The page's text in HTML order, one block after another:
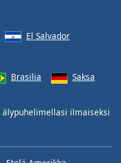
El Salvador
Brasilia Saksa
älypuhelimellasi ilmaiseksi